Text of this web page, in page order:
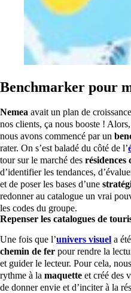
Benchmarker pour
Nemea avait un plan de
nos clients, ça nous booste !
nous avons commencé par un
rater. On s’est baladé du côté de l’
tour sur le marché des résidences
d’identifier les tendances,
et de poser les bases d’une
redonner au catalogue un vrai
les codes du groupe.
Repenser les catalogues de
Une fois que l’univers visuel a
chemin de fer pour rendre la
et guider le lecteur. Pour cela,
rythme à la maquette et créé des
de donner envie et d’inciter à la